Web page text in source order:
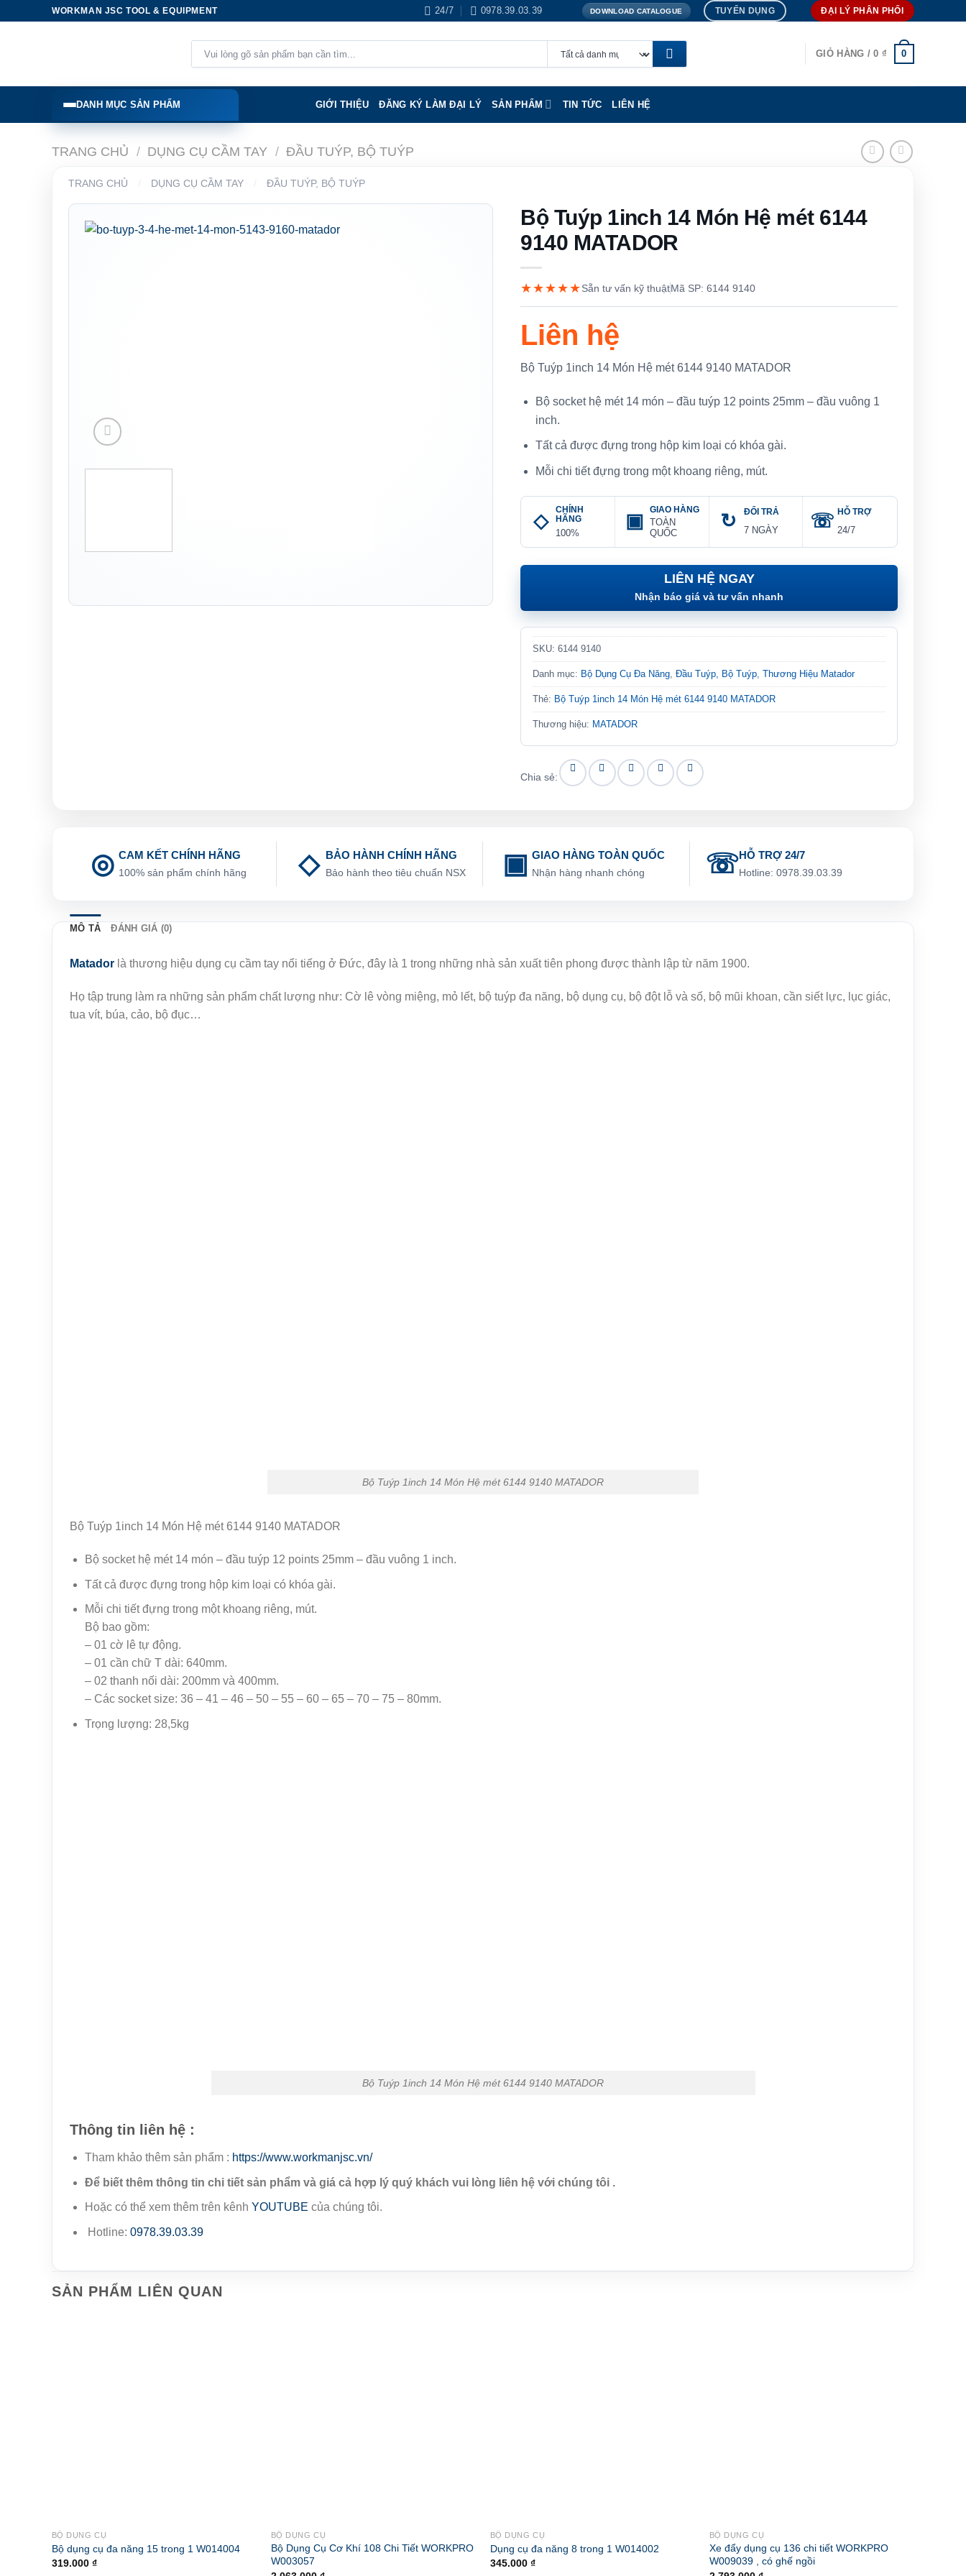
WORKMAN JSC TOOL & EQUIPMENT 24/7 0978.39.03.39 DOWNLOAD CATALOGUE TUYỂN DỤNG ĐẠI LÝ PHÂN PHỐI
kiếm:
GIỎ HÀNG /0 ₫ 0
DANH MỤC SẢN PHẨM GIỚI THIỆU ĐĂNG KÝ LÀM ĐẠI LÝ SẢN PHẨM TIN TỨC LIÊN HỆ
TRANG CHỦ / DỤNG CỤ CẦM TAY / ĐẦU TUÝP, BỘ TUÝP
TRANG CHỦ DỤNG CỤ CẦM TAY ĐẦU TUÝP, BỘ TUÝP
Bộ Tuýp 1inch 14 Món Hệ mét 6144
9140 MATADOR
★★★★★Sẵn tư vấn kỹ thuậtMã SP: 6144 9140
Liên hệ
Bộ Tuýp 1inch 14 Món Hệ mét 6144 9140 MATADOR
Bộ socket hệ mét 14 món – đầu tuýp 12 points 25mm – đầu vuông 1
inch.
Tất cả được đựng trong hộp kim loại có khóa gài.
Mỗi chi tiết đựng trong một khoang riêng, mút.
CHÍNH
HÃNG
100%
GIAO HÀNG
TOÀN
QUỐC
ĐỔI TRẢ
7 NGÀY
HỖ TRỢ
24/7
LIÊN HỆ NGAY
Nhận báo giá và tư vấn nhanh
SKU:6144 9140
Danh mục: Bộ Dụng Cụ Đa Năng ,Đầu Tuýp, Bộ Tuýp ,Thương Hiệu Matador
Thẻ: Bộ Tuýp 1inch 14 Món Hệ mét 6144 9140 MATADOR
Thương hiệu: MATADOR
Chia sẻ:
CAM KẾT CHÍNH HÃNG
100% sản phẩm chính hãng
BẢO HÀNH CHÍNH HÃNG
Bảo hành theo tiêu chuẩn NSX
GIAO HÀNG TOÀN QUỐC
Nhận hàng nhanh chóng
HỖ TRỢ 24/7
Hotline: 0978.39.03.39
MÔ TẢ ĐÁNH GIÁ (0)
Matador là thương hiệu dụng cụ cầm tay nổi tiếng ở Đức, đây là 1 trong những nhà sản xuất tiên phong được thành lập từ năm 1900.
Họ tập trung làm ra những sản phẩm chất lượng như: Cờ lê vòng miệng, mỏ lết, bộ tuýp đa năng, bộ dụng cụ, bộ đột lỗ và số, bộ mũi khoan, cần siết lực, lục giác,
tua vít, búa, cảo, bộ đục…
Bộ Tuýp 1inch 14 Món Hệ mét 6144 9140 MATADOR
Bộ Tuýp 1inch 14 Món Hệ mét 6144 9140 MATADOR
Bộ socket hệ mét 14 món – đầu tuýp 12 points 25mm – đầu vuông 1 inch.
Tất cả được đựng trong hộp kim loại có khóa gài.
Mỗi chi tiết đựng trong một khoang riêng, mút.
Bộ bao gồm:
– 01 cờ lê tự động.
– 01 cần chữ T dài: 640mm.
– 02 thanh nối dài: 200mm và 400mm.
– Các socket size: 36 – 41 – 46 – 50 – 55 – 60 – 65 – 70 – 75 – 80mm.
Trọng lượng: 28,5kg
Bộ Tuýp 1inch 14 Món Hệ mét 6144 9140 MATADOR
Thông tin liên hệ :
Tham khảo thêm sản phẩm : https://www.workmanjsc.vn/
Để biết thêm thông tin chi tiết sản phẩm và giá cả hợp lý quý khách vui lòng liên hệ với chúng tôi .
Hoặc có thể xem thêm trên kênh YOUTUBE của chúng tôi.
Hotline: 0978.39.03.39
SẢN PHẨM LIÊN QUAN
BỘ DỤNG CỤ
Bộ dụng cụ đa năng 15 trong 1 W014004
319.000 ₫
BỘ DỤNG CỤ
Bộ Dụng Cụ Cơ Khí 108 Chi Tiết WORKPRO
W003057
BỘ DỤNG CỤ
Dụng cụ đa năng 8 trong 1 W014002
345.000 ₫
BỘ DỤNG CỤ
Xe đẩy dụng cụ 136 chi tiết WORKPRO
W009039 , có ghế ngồi